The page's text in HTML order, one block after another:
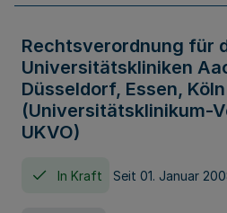
Rechtsverordnung für
Universitätskliniken
Düsseldorf, Essen,
(Universitätsklinikum-
UKVO)
In Kraft Seit 01. Januar